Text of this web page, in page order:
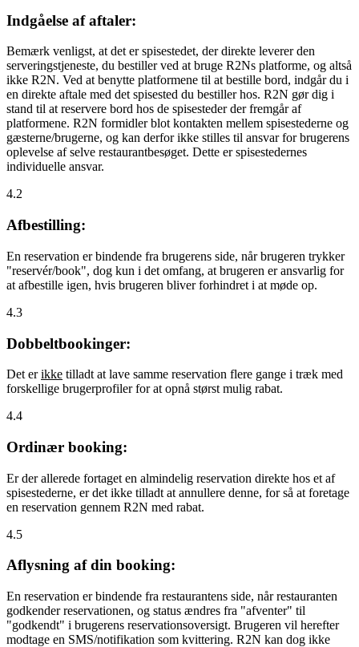
Indgåelse af aftaler:
Bemærk venligst, at det er spisestedet, der direkte leverer den
serveringstjeneste, du bestiller ved at bruge R2Ns platforme, og altså
ikke R2N. Ved at benytte platformene til at bestille bord, indgår du i
en direkte aftale med det spisested du bestiller hos. R2N gør dig i
stand til at reservere bord hos de spisesteder der fremgår af
platformene. R2N formidler blot kontakten mellem spisestederne og
gæsterne/brugerne, og kan derfor ikke stilles til ansvar for brugerens
oplevelse af selve restaurantbesøget. Dette er spisestedernes
individuelle ansvar.
4.2
Afbestilling:
En reservation er bindende fra brugerens side, når brugeren trykker
"reservér/book", dog kun i det omfang, at brugeren er ansvarlig for
at afbestille igen, hvis brugeren bliver forhindret i at møde op.
4.3
Dobbeltbookinger:
Det erikke tilladt at lave samme reservation flere gange i træk med
forskellige brugerprofiler for at opnå størst mulig rabat.
4.4
Ordinær booking:
Er der allerede fortaget en almindelig reservation direkte hos et af
spisestederne, er det ikke tilladt at annullere denne, for så at foretage
en reservation gennem R2N med rabat.
4.5
Aflysning af din booking:
En reservation er bindende fra restaurantens side, når restauranten
godkender reservationen, og status ændres fra "afventer" til
"godkendt" i brugerens reservationsoversigt. Brugeren vil herefter
modtage en SMS/notifikation som kvittering. R2N kan dog ikke